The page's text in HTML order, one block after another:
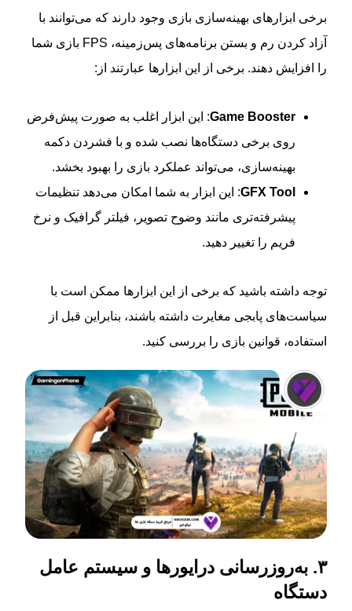
برخی ابزارهای بهینه‌سازی بازی وجود دارند که می‌توانند با
آزاد کردن رم و بستن برنامه‌های پس‌زمینه، FPS بازی شما
را افزایش دهند. برخی از این ابزارها عبارتند از:
Game Booster: این ابزار اغلب به صورت پیش‌فرض
روی برخی دستگاه‌ها نصب شده و با فشردن دکمه
بهینه‌سازی، می‌تواند عملکرد بازی را بهبود بخشد.
GFX Tool: این ابزار به شما امکان می‌دهد تنظیمات
پیشرفته‌تری مانند وضوح تصویر، فیلتر گرافیک و نرخ
فریم را تغییر دهید.
توجه داشته باشید که برخی از این ابزارها ممکن است با
سیاست‌های پابجی مغایرت داشته باشند، بنابراین قبل از
استفاده، قوانین بازی را بررسی کنید.
۳. به‌روزرسانی درایورها و سیستم عامل
دستگاه